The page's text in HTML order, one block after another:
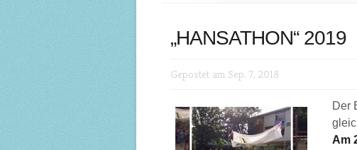
„HANSATHON“ 2019
Gepostet am Sep. 7, 2018
Der
Am